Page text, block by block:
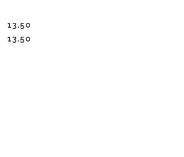
Cena:
13.50
Cena:
13.50